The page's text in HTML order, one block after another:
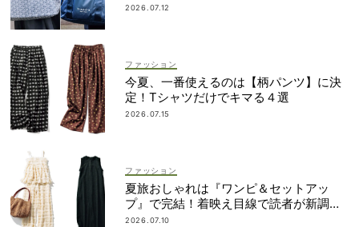
2026.07.12
ファッション
今夏、一番使えるのは【柄パンツ】に決
定！Tシャツだけでキマる４選
2026.07.15
ファッション
夏旅おしゃれは『ワンピ＆セットアッ
プ』で完結！着映え目線で読者が新調し
たのは？
2026.07.10